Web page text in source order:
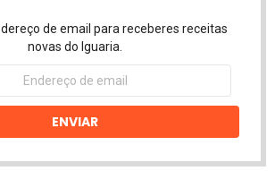
de email para receberes receitas
novas do Iguaria.
ENVIAR